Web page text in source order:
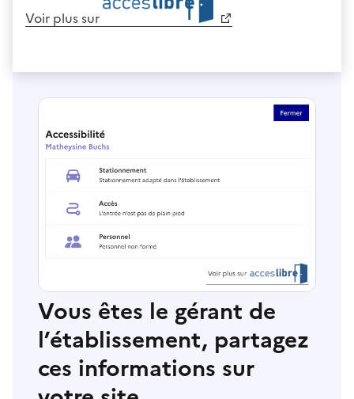
Voir plus sur
Vous êtes le gérant de
l’établissement, partagez
ces informations sur